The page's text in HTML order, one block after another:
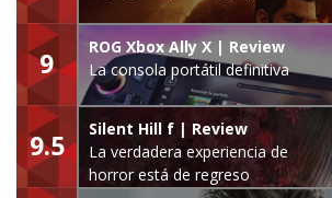
9
ROG Xbox Ally X | Review
La consola portátil definitiva
9.5
Silent Hill f | Review
La verdadera experiencia de
horror está de regreso